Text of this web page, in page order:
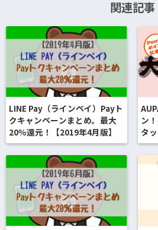
関連記事
LINE Pay（ラインペイ）Payト
クキャンペーンまとめ。最大
20％還元！【2019年4月版】
ン
タ
ど